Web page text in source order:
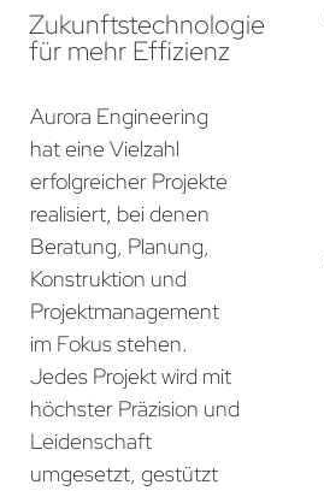
Zukunftstechnologie
für mehr Effizienz
Aurora Engineering
hat eine Vielzahl
erfolgreicher Projekte
realisiert, bei denen
Beratung, Planung,
Konstruktion und
Projektmanagement
im Fokus stehen.
Jedes Projekt wird mit
höchster Präzision und
Leidenschaft
umgesetzt, gestützt